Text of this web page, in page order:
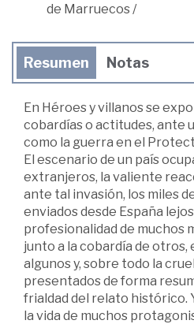
de Marruecos /
Resumen Notas
En Héroes y villanos se
cobardías o actitudes, ante
como la guerra en el
El escenario de un país
extranjeros, la valiente
ante tal invasión, los miles
enviados desde España lejos
profesionalidad de muchos
junto a la cobardía de otros,
algunos y, sobre todo la
presentados de forma
frialdad del relato histórico.
la vida de muchos